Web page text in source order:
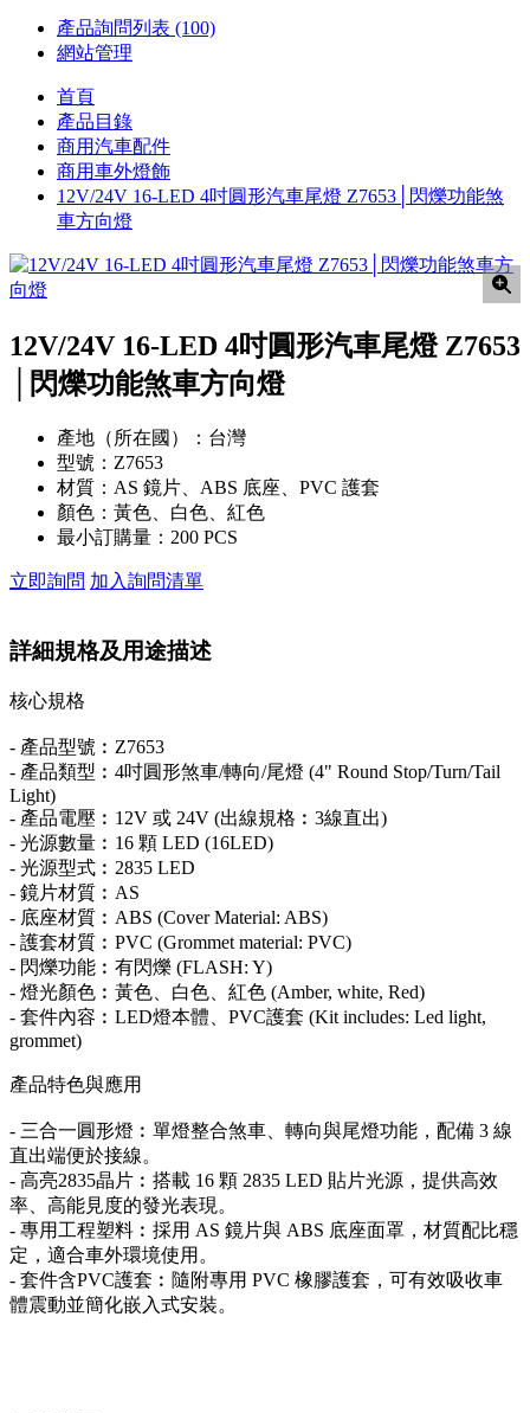
產品詢問列表 (100)
網站管理
首頁
產品目錄
商用汽車配件
商用車外燈飾
12V/24V 16-LED 4吋圓形汽車尾燈 Z7653│閃爍功能煞
車方向燈
12V/24V 16-LED 4吋圓形汽車尾燈 Z7653
│閃爍功能煞車方向燈
產地（所在國）： 台灣
型號： Z7653
材質： AS 鏡片、ABS 底座、PVC 護套
顏色： 黃色、白色、紅色
最小訂購量： 200 PCS
立即詢問 加入詢問清單
詳細規格及用途描述
核心規格
- 產品型號︰Z7653
- 產品類型︰4吋圓形煞車/轉向/尾燈 (4" Round Stop/Turn/Tail
Light)
- 產品電壓︰12V 或 24V (出線規格︰3線直出)
- 光源數量︰16 顆 LED (16LED)
- 光源型式︰2835 LED
- 鏡片材質︰AS
- 底座材質︰ABS (Cover Material: ABS)
- 護套材質︰PVC (Grommet material: PVC)
- 閃爍功能︰有閃爍 (FLASH: Y)
- 燈光顏色︰黃色、白色、紅色 (Amber, white, Red)
- 套件內容︰LED燈本體、PVC護套 (Kit includes: Led light,
grommet)
產品特色與應用
- 三合一圓形燈︰單燈整合煞車、轉向與尾燈功能，配備 3 線
直出端便於接線。
- 高亮2835晶片︰搭載 16 顆 2835 LED 貼片光源，提供高效
率、高能見度的發光表現。
- 專用工程塑料︰採用 AS 鏡片與 ABS 底座面罩，材質配比穩
定，適合車外環境使用。
- 套件含PVC護套︰隨附專用 PVC 橡膠護套，可有效吸收車
體震動並簡化嵌入式安裝。